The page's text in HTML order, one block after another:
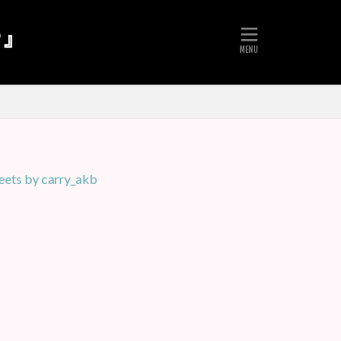
by carry_akb